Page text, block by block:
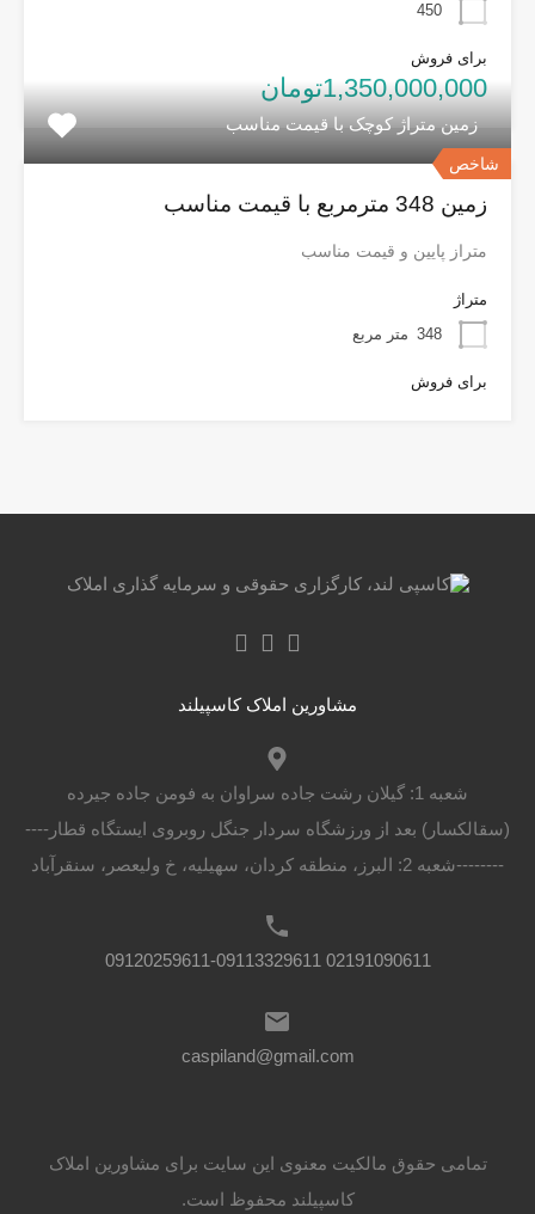
450
برای فروش
1,350,000,000تومان
شاخص
زمین متراژ کوچک با قیمت مناسب
زمین 348 مترمربع با قیمت مناسب
متراز پایین و قیمت مناسب
متراژ
348 متر مربع
برای فروش
مشاورین املاک کاسپیلند
شعبه 1: گیلان رشت جاده سراوان به فومن جاده جیرده
(سقالکسار) بعد از ورزشگاه سردار جنگل روبروی ایستگاه قطار----
--------شعبه 2: البرز، منطقه کردان، سهیلیه، خ ولیعصر، سنقرآباد
02191090611 09120259611-09113329611
caspiland@gmail.com
تمامی حقوق مالکیت معنوی این ‌سایت برای مشاورین املاک
کاسپیلند محفوظ است.